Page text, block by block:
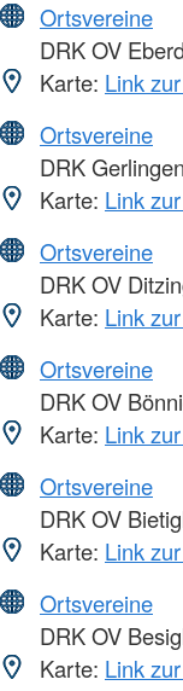
Ortsvereine
DRK OV
Karte: Link
Ortsvereine
DRK Gerlingen
Karte: Link
Ortsvereine
DRK OV
Karte: Link
Ortsvereine
DRK OV
Karte: Link
Ortsvereine
DRK OV
Karte: Link
Ortsvereine
DRK OV
Karte: Link